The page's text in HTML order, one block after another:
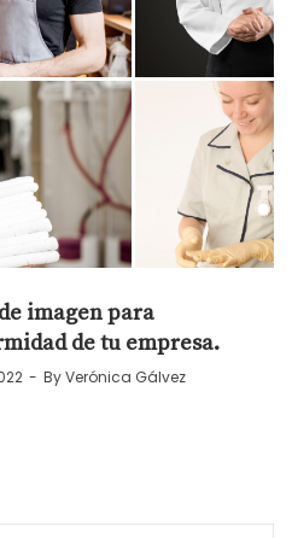
imagen para
de tu empresa.
ByVerónica Gálvez